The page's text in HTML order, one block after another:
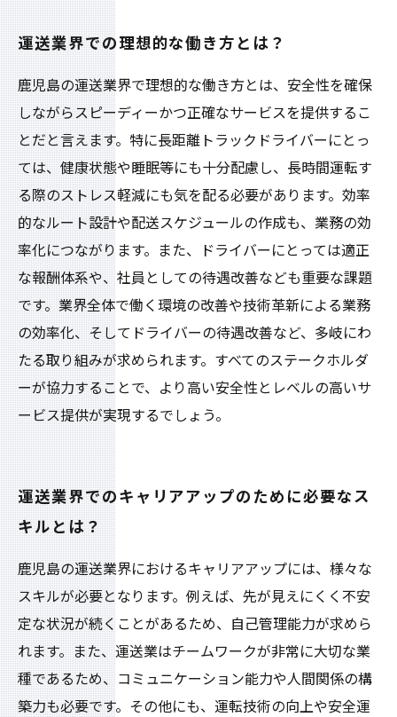
運送業界での理想的な働き方とは？
鹿児島の運送業界で理想的な働き方とは、安全性を確保
しながらスピーディーかつ正確なサービスを提供するこ
とだと言えます。特に長距離トラックドライバーにとっ
ては、健康状態や睡眠等にも十分配慮し、長時間運転す
る際のストレス軽減にも気を配る必要があります。効率
的なルート設計や配送スケジュールの作成も、業務の効
率化につながります。また、ドライバーにとっては適正
な報酬体系や、社員としての待遇改善なども重要な課題
です。業界全体で働く環境の改善や技術革新による業務
の効率化、そしてドライバーの待遇改善など、多岐にわ
たる取り組みが求められます。すべてのステークホルダ
ーが協力することで、より高い安全性とレベルの高いサ
ービス提供が実現するでしょう。
運送業界でのキャリアアップのために必要なス
キルとは？
鹿児島の運送業界におけるキャリアアップには、様々な
スキルが必要となります。例えば、先が見えにくく不安
定な状況が続くことがあるため、自己管理能力が求めら
れます。また、運送業はチームワークが非常に大切な業
種であるため、コミュニケーション能力や人間関係の構
築力も必要です。その他にも、運転技術の向上や安全運